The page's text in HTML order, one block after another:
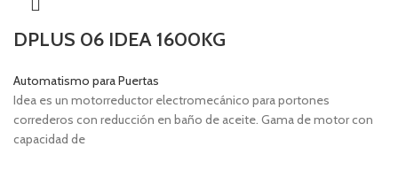
DPLUS 06 IDEA 1600KG
Automatismo para Puertas
Idea es un motorreductor electromecánico para portones
correderos con reducción en baño de aceite. Gama de motor con
capacidad de